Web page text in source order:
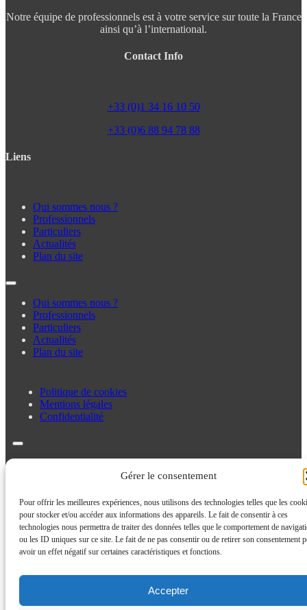
Gérer le consentement
Pour offrir les meilleures expériences, nous utilisons des technologies telles que les
pour stocker et/ou accéder aux informations des appareils. Le fait de consentir à ces
technologies nous permettra de traiter des données telles que le comportement de
ou les ID uniques sur ce site. Le fait de ne pas consentir ou de retirer son consentement
avoir un effet négatif sur certaines caractéristiques et fonctions.
Accepter
Notre équipe de professionnels est à votre service sur toute la France
ainsi qu’à l’international.
Contact Info
+33 (0)1 34 16 10 50
+33 (0)6 88 94 78 88
Liens
Qui sommes nous ?
Professionnels
Particuliers
Actualités
Plan du site
Qui sommes nous ?
Professionnels
Particuliers
Actualités
Plan du site
Politique de cookies
Mentions légales
Confidentialité